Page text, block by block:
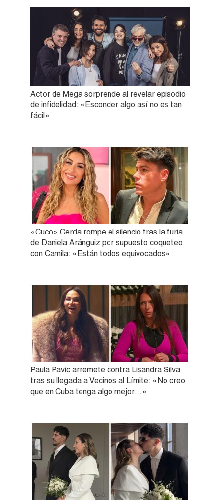
Actor de Mega sorprende al revelar episodio
de infidelidad: «Esconder algo así no es tan
fácil»
«Cuco» Cerda rompe el silencio tras la furia
de Daniela Aránguiz por supuesto coqueteo
con Camila: «Están todos equivocados»
Paula Pavic arremete contra Lisandra Silva
tras su llegada a Vecinos al Límite: «No creo
que en Cuba tenga algo mejor…»